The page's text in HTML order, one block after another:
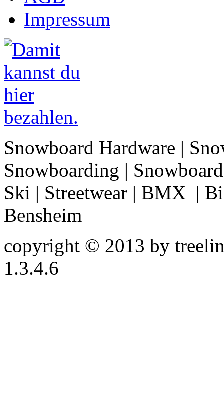
Impressum
Snowboard Hardware |
Snowboarding |
Ski | Streetwear | BMX |
Bensheim
copyright © 2013 by
1.3.4.6